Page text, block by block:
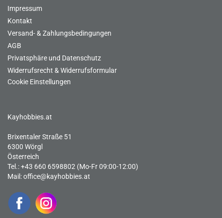
Impressum
Kontakt
Versand- & Zahlungsbedingungen
AGB
Privatsphäre und Datenschutz
Widerrufsrecht & Widerrufsformular
Cookie Einstellungen
Kayhobbies.at
Brixentaler Straße 51
6300 Wörgl
Österreich
Tel.: +43 660 6598802 (Mo-Fr 09:00-12:00)
Mail:office@kayhobbies.at